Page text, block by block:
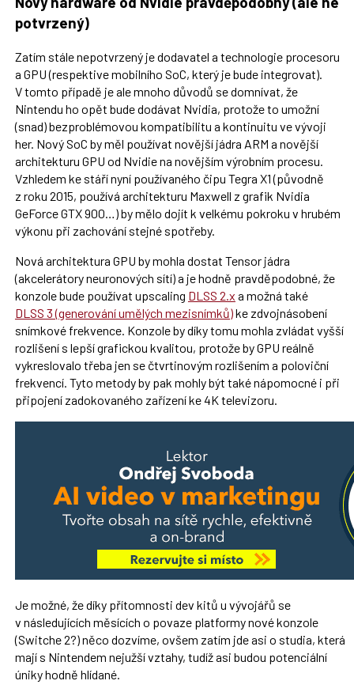
potvrzený)
Zatím stále nepotvrzený je dodavatel a technologie procesoru
a GPU (respektive mobilního SoC, který je bude integrovat).
V tomto případě je ale mnoho důvodů se domnívat, že
Nintendu ho opět bude dodávat Nvidia, protože to umožní
(snad) bezproblémovou kompatibilitu a kontinuitu ve vývoji
her. Nový SoC by měl používat novější jádra ARM a novější
architekturu GPU od Nvidie na novějším výrobním procesu.
Vzhledem ke stáří nyní používaného čipu Tegra X1 (původně
z roku 2015, používá architekturu Maxwell z grafik Nvidia
GeForce GTX 900…) by mělo dojít k velkému pokroku v hrubém
výkonu při zachování stejné spotřeby.
Nová architektura GPU by mohla dostat Tensor jádra
(akcelerátory neuronových sítí) a je hodně pravděpodobné, že
konzole bude používat upscaling DLSS 2.x a možná také
DLSS 3 (generování umělých mezisnímků)ke zdvojnásobení
snímkové frekvence. Konzole by díky tomu mohla zvládat vyšší
rozlišení s lepší grafickou kvalitou, protože by GPU reálně
vykreslovalo třeba jen se čtvrtinovým rozlišením a poloviční
frekvencí. Tyto metody by pak mohly být také nápomocné i při
připojení zadokovaného zařízení ke 4K televizoru.
Je možné, že díky přítomnosti dev kitů u vývojářů se
v následujících měsících o povaze platformy nové konzole
(Switche 2?) něco dozvíme, ovšem zatím jde asi o studia, která
mají s Nintendem nejužší vztahy, tudíž asi budou potenciální
úniky hodně hlídané.